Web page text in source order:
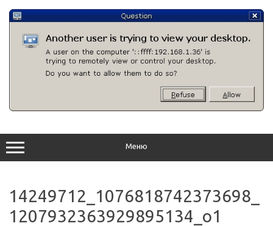
содержимому
Меню
14249712_1076818742373698_
1207932363929895134_o1